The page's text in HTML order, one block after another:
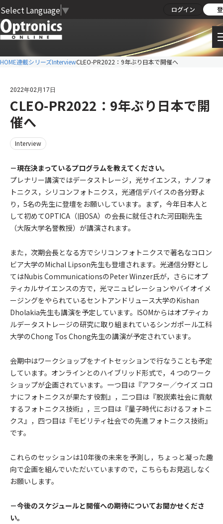
Select Language ▼ ログイン
HOME連載シリーズInterviewCLEO-PR2022：9年ぶり日本で開催へ
2022年02月17日
CLEO-PR2022：9年ぶり日本で開
催へ
Interview
－現在決まっているプログラムを教えてください。
プレナリー講演ではデータストレージ，光サイエンス，ナノフォ
トニクス，シリコンフォトニクス，光通信デバイスの各分野よ
り，5名の先生に登壇をお願いしています。まず，今年日本人と
して初めてOPTICA（旧OSA）の会長に就任された河田聡先生
（大阪大学名誉教授）が講演されます。
また，次期会長となる方でシリコンフォトニクスで著名なコロン
ビア大学のMichal Lipson先生も登壇されます。光通信分野とし
てはNubis CommunicationsのPeter Winzer氏が，さらにオプ
ティカルサイエンスの方で，光マニュピレーションやバイオイメ
ージングをやられているセントアンドリュース大学のKishan
Dholakia先生も講演を予定しています。ISOMからはオプティカ
ルデータストレージの研究に取り組まれているシンガポール工科
大学のChong Tos Chong先生の講演が予定されています。
会期中はワークショップをナイトセッションで行なうことも予定
しています。オンラインとのハイブリッド形式で，４つのワーク
ショップが企画されています。一つ目は『アフター／ウイズ コロ
ナにフォトニクスが果たす役割』，二つ目は『脱炭素社会に貢献
するフォトニクス技術』，三つ目は『量子時代におけるフォトニ
クス』，四つ目は『モビリティ社会での先進フォトニクス技術』
です。
これらのセッションは10年後の未来を予測し，ちょっと凝った趣
向で企画を組んでいただいていますので，こちらもお見逃しなく
お願いします。
－今後のスケジュールと開催への期待についてお聞かせくださ
い。